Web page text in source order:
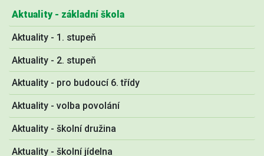
Aktuality - základní škola
Aktuality - 1. stupeň
Aktuality - 2. stupeň
Aktuality - pro budoucí 6. třídy
Aktuality - volba povolání
Aktuality - školní družina
Aktuality - školní jídelna